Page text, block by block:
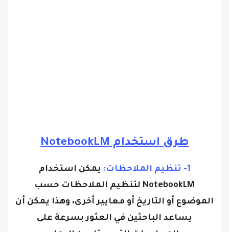
NotebookLM لتنظيم الملاحظات حسب
الموضوع أو التاريخ أو معايير أخرى، وهذا يمكن أن
يساعد الباحثين في العثور بسرعة على
المعلومات التي يحتاجون إليها.